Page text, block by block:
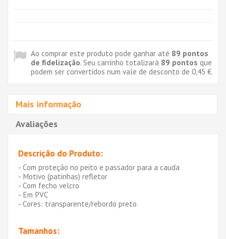
Ao comprar este produto pode ganhar até 89 pontos
de fidelização. Seu carrinho totalizará 89 pontos que
podem ser convertidos num vale de desconto de 0,45 €.
Mais informação
Avaliações
Descrição do Produto:
- Com proteção no peito e passador para a cauda
- Motivo (patinhas) refletor
- Com fecho velcro
- Em PVC
- Cores: transparente/rebordo preto
Tamanhos: